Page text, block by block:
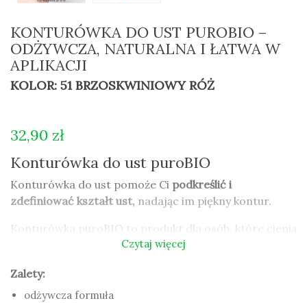
KONTURÓWKA DO UST PUROBIO –
ODŻYWCZA, NATURALNA I ŁATWA W
APLIKACJI
KOLOR: 51 BRZOSKWINIOWY RÓŻ
32,90 zł
Konturówka do ust puroBIO
Konturówka do ust pomoże Ci podkreślić i
zdefiniować kształt ust, nadając im piękny kontur.
Konturówka puroBIO to produkt dla osób, które cienią
sobie naturalne składniki i ekologiczne podejście do
roślinne m.in.:
migdałów, olej kokosowy, wosk Candelilla
Czytaj więcej
Zalety:
odżywcza formuła